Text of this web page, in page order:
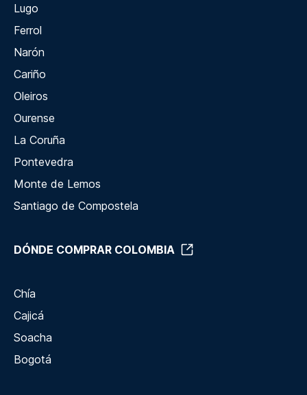
Lugo
Ferrol
Narón
Cariño
Oleiros
Ourense
La Coruña
Pontevedra
Monte de Lemos
Santiago de Compostela
DÓNDE COMPRAR COLOMBIA
Chía
Cajicá
Soacha
Bogotá